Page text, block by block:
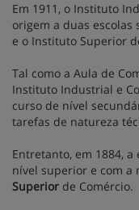
Em 1911, o Instituto
origem a duas
e o Instituto Superior
Tal como a Aula de
Instituto Industrial e
curso de nível
tarefas de natureza
Entretanto, em 1884,
nível superior e com a
Superior de Comércio.